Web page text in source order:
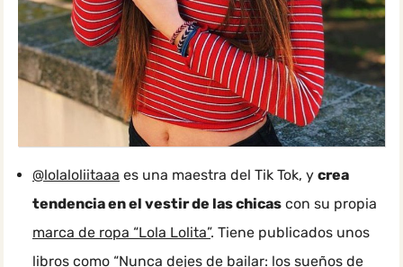
@lolaloliitaaa es una maestra del Tik Tok, y crea
tendencia en el vestir de las chicas con su propia
marca de ropa “Lola Lolita”. Tiene publicados unos
libros como “Nunca dejes de bailar: los sueños de